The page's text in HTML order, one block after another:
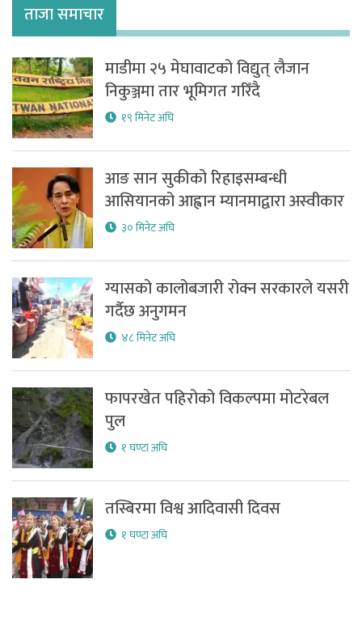
ताजा समाचार
माडीमा २५ मेघावाटको विद्युत् लैजान
निकुञ्जमा तार भूमिगत गरिँदै
१९ मिनेट अघि
आङ सान सुकीको रिहाइसम्बन्धी
आसियानको आह्वान म्यानमाद्वारा अस्वीकार
३० मिनेट अघि
ग्यासको कालोबजारी रोक्न सरकारले यसरी
गर्दैछ अनुगमन
४८ मिनेट अघि
फापरखेत पहिरोको विकल्पमा मोटरेबल
पुल
१ घण्टा अघि
तस्बिरमा विश्व आदिवासी दिवस
१ घण्टा अघि